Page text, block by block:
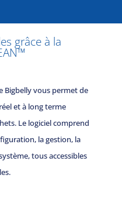
grâce à la
Bigbelly vous permet de
et à long terme
Le logiciel comprend
la gestion, la
tous accessibles